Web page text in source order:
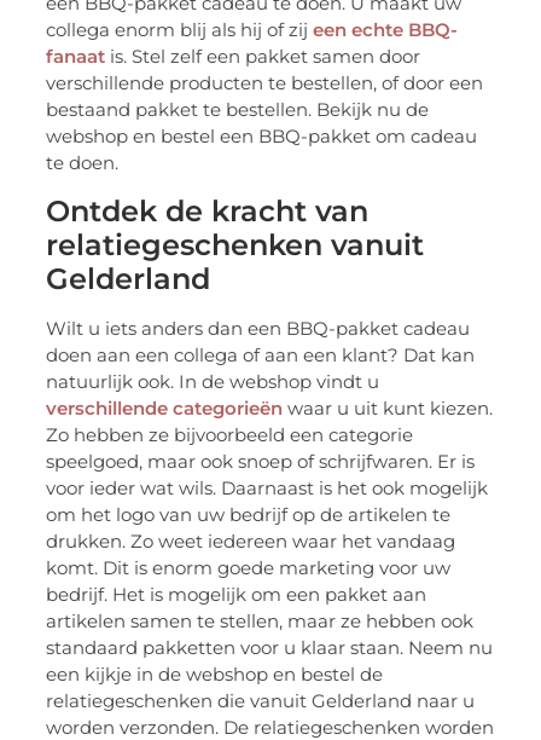
collega enorm blij als hij of zijeen echte BBQ-
fanaat is. Stel zelf een pakket samen door
verschillende producten te bestellen, of door een
bestaand pakket te bestellen. Bekijk nu de
webshop en bestel een BBQ-pakket om cadeau
te doen.
Ontdek de kracht van
relatiegeschenken vanuit
Gelderland
Wilt u iets anders dan een BBQ-pakket cadeau
doen aan een collega of aan een klant? Dat kan
natuurlijk ook. In de webshop vindt u
verschillende categorieën waar u uit kunt kiezen.
Zo hebben ze bijvoorbeeld een categorie
speelgoed, maar ook snoep of schrijfwaren. Er is
voor ieder wat wils. Daarnaast is het ook mogelijk
om het logo van uw bedrijf op de artikelen te
drukken. Zo weet iedereen waar het vandaag
komt. Dit is enorm goede marketing voor uw
bedrijf. Het is mogelijk om een pakket aan
artikelen samen te stellen, maar ze hebben ook
standaard pakketten voor u klaar staan. Neem nu
een kijkje in de webshop en bestel de
relatiegeschenken die vanuit Gelderland naar u
worden verzonden. De relatiegeschenken worden